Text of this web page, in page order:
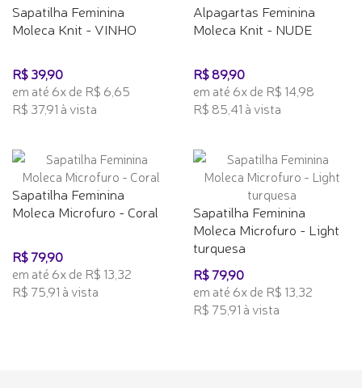
Sapatilha Feminina
Moleca Knit - VINHO
R$ 39,90
em até 6x de R$ 6,65
R$ 37,91 à vista
Alpagartas Feminina
Moleca Knit - NUDE
R$ 89,90
em até 6x de R$ 14,98
R$ 85,41 à vista
Sapatilha Feminina
Moleca Microfuro - Coral
R$ 79,90
em até 6x de R$ 13,32
R$ 75,91 à vista
Sapatilha Feminina
Moleca Microfuro - Light
turquesa
R$ 79,90
em até 6x de R$ 13,32
R$ 75,91 à vista